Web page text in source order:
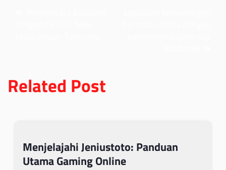
Related Post
Menjelajahi Jeniustoto: Panduan
Utama Gaming Online